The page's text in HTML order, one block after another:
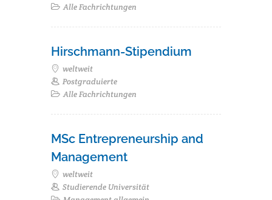
Alle Fachrichtungen
Hirschmann-Stipendium
weltweit
Postgraduierte
Alle Fachrichtungen
MSc Entrepreneurship and
Management
weltweit
Studierende Universität